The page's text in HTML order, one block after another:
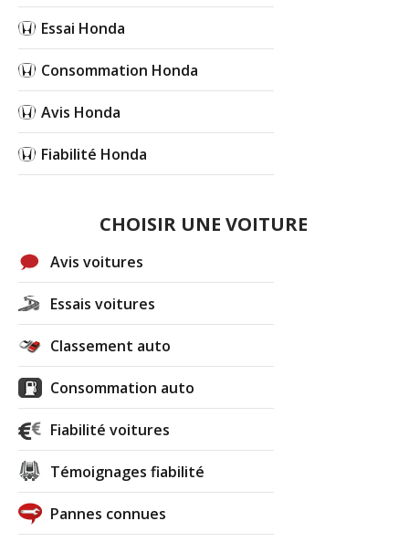
Essai Honda
Consommation Honda
Avis Honda
Fiabilité Honda
CHOISIR UNE VOITURE
Avis voitures
Essais voitures
Classement auto
Consommation auto
Fiabilité voitures
Témoignages fiabilité
Pannes connues